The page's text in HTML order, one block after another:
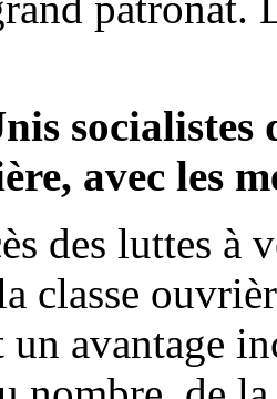
avec les
des luttes à
classe
avantage